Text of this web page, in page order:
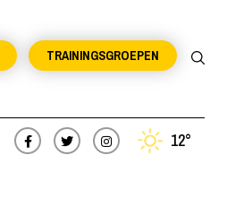
TRAININGSGROEPEN
12°